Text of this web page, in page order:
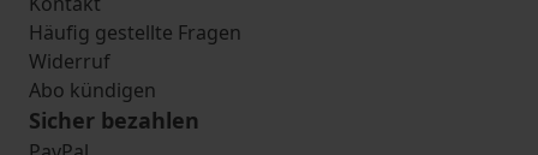
Häufig gestellte Fragen
Widerruf
Abo kündigen
Sicher bezahlen